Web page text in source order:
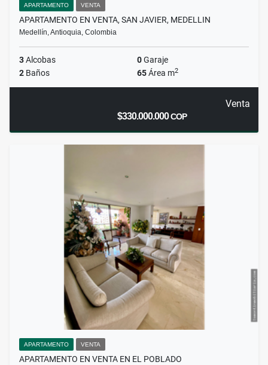
APARTAMENTO VENTA
APARTAMENTO EN VENTA, SAN JAVIER, MEDELLIN
Medellín, Antioquia, Colombia
3Alcobas 0Garaje
2 Baños 65Área m2
Venta
$330.000.000COP
APARTAMENTO VENTA
APARTAMENTO EN VENTA EN EL POBLADO